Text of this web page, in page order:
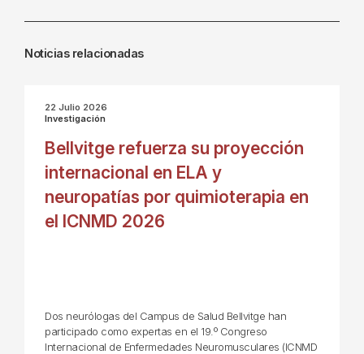
Noticias relacionadas
22 Julio 2026
Investigación
Bellvitge refuerza su proyección
internacional en ELA y
neuropatías por quimioterapia en
el ICNMD 2026
Dos neurólogas del Campus de Salud Bellvitge han
participado como expertas en el 19.º Congreso
Internacional de Enfermedades Neuromusculares (ICNMD